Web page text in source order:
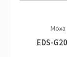
Moxa
EDS-